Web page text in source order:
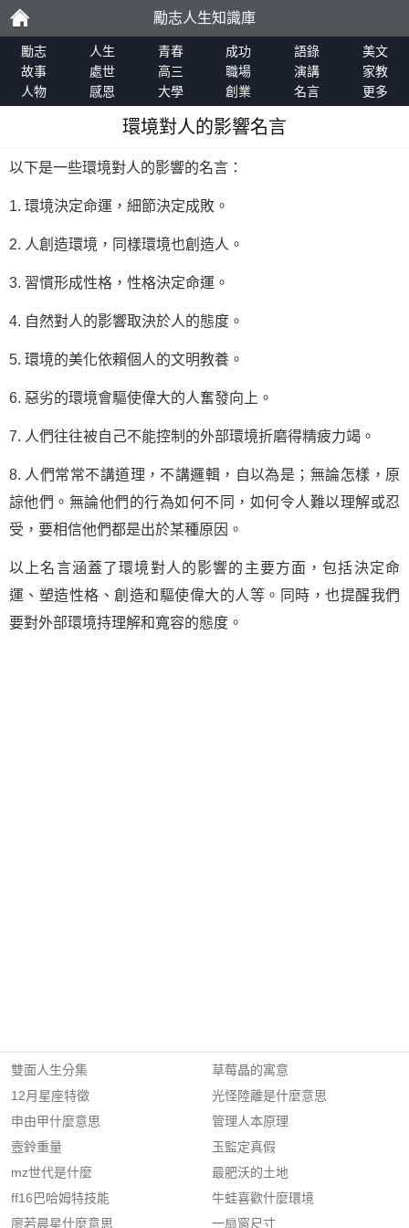
勵
志
勵志人生知識庫
勵志 人生 青春 成功 語錄
美文
故事
處世 高三 職場 演講
家教
人物
感恩 大學 創業 名言 更多
環境對人的影響名言
以下是一些環境對人的影響的名言：
1. 環境決定命運，細節決定成敗。
2. 人創造環境，同樣環境也創造人。
3. 習慣形成性格，性格決定命運。
4. 自然對人的影響取決於人的態度。
5. 環境的美化依賴個人的文明教養。
6. 惡劣的環境會驅使偉大的人奮發向上。
7. 人們往往被自己不能控制的外部環境折磨得精疲力竭。
8. 人們常常不講道理，不講邏輯，自以為是；無論怎樣，原
諒他們。無論他們的行為如何不同，如何令人難以理解或忍
受，要相信他們都是出於某種原因。
以上名言涵蓋了環境對人的影響的主要方面，包括決定命
運、塑造性格、創造和驅使偉大的人等。同時，也提醒我們
要對外部環境持理解和寬容的態度。
雙面人生分集
12月星座特徵
申由甲什麼意思
壼鈴重量
mz世代是什麼
ff16巴哈姆特技能
廖若晨星什麼意思
草莓晶的寓意
光怪陸離是什麼意思
管理人本原理
玉監定真假
最肥沃的土地
牛蛙喜歡什麼環境
一扇窗尺寸